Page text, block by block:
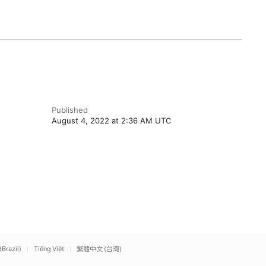
Published
August 4, 2022 at 2:36 AM UTC
Tiếng Việt 繁體中文 (台灣)